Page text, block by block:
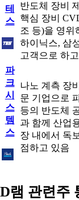
테
스
반도체 장비
핵심 장비
조 등)을 영위
하이닉스, 삼
고객으로 하
파
크
시
스
템
스
나노 계측 장
문 기업으로
등의 반도체
과 함께 산업
장 내에서 독
점하고 있음
D램 관련주